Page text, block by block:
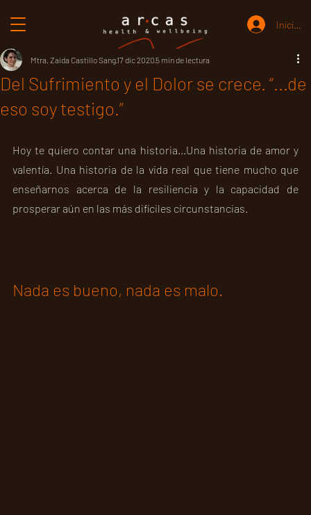
Iniciar
Del Sufrimiento y el Dolor se crece. “...de
eso soy testigo.”
Mtra. Zaida Castillo Sang17 dic 2020 5 min de lectura
Hoy te quiero contar una historia...Una historia de amor y
valentía. Una historia de la vida real que tiene mucho que
enseñarnos acerca de la resiliencia y la capacidad de
prosperar aún en las más difíciles circunstancias.
Nada es bueno, nada es malo.